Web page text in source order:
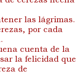
las lágrimas.
por cada
cuenta de la
la felicidad que
de